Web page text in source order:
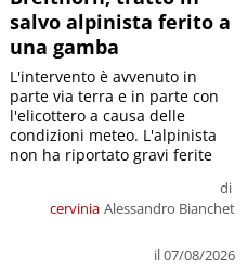
salvo alpinista ferito a
una gamba
cervinia
di
Alessandro Bianchet
il 07/08/2026
L'intervento è avvenuto in
parte via terra e in parte con
l'elicottero a causa delle
condizioni meteo. L'alpinista
non ha riportato gravi ferite